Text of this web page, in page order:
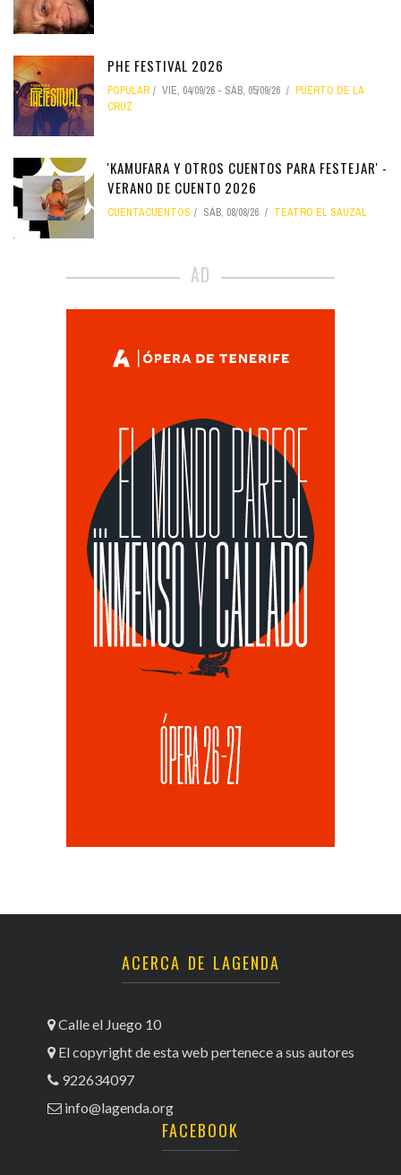
PHE FESTIVAL 2026
POPULAR VIE, 04/09/26 - SÁB, 05/09/26
PUERTO DE LA
CRUZ
'KAMUFARA Y OTROS CUENTOS PARA FESTEJAR' -
VERANO DE CUENTO 2026
CUENTACUENTOS SÁB, 08/08/26 TEATRO EL SAUZAL
AD
ACERCA DE LAGENDA
Calle el Juego 10
El copyright de esta web pertenece a sus autores
922634097
info@lagenda.org
FACEBOOK